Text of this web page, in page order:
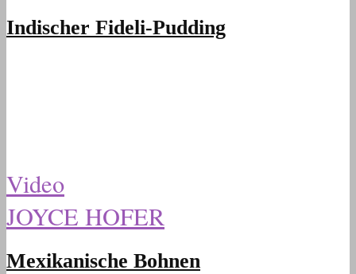
Indischer Fideli-Pudding
Video
JOYCE HOFER
Mexikanische Bohnen